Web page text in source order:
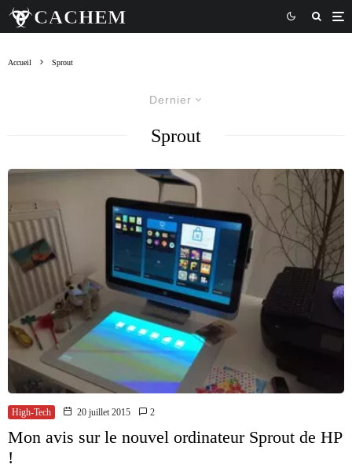
Accueil Sprout
Dernier
Sprout
High-Tech 20 juillet 2015 2
Mon avis sur le nouvel ordinateur Sprout de HP
!